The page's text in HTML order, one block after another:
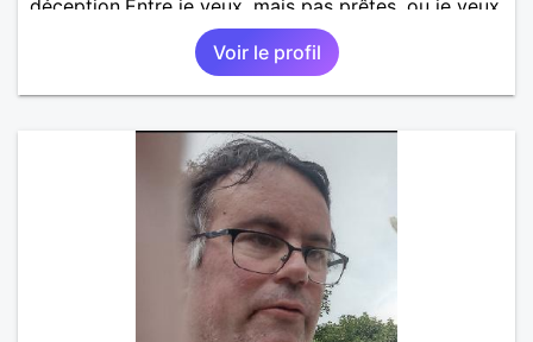
déception.Entre je veux, mais pas prêtes. ou je veux
répondre quand quand j'en ais envie. Stop sois on
ais ai là pour partager où retrouver vous!. Une
impression d'être ce que l'on as vécu au temps du
bal qu'elles sont là sur le banc et de ne pas vouloir
pris un abonnement sur 1 mois mais je ne ne
renouvelle pas ?. Gros soucie des abonnées qui ne
veulent ?? Je ne sais quoi ?
Voir le profil